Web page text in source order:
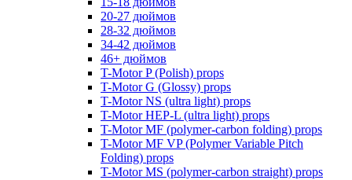
20-27 дюймов
28-32 дюймов
34-42 дюймов
46+ дюймов
T-Motor P (Polish) props
T-Motor G (Glossy) props
T-Motor NS (ultra light) props
T-Motor HEP-L (ultra light) props
T-Motor MF (polymer-carbon folding) props
T-Motor MF VP (Polymer Variable Pitch
Folding) props
T-Motor MS (polymer-carbon straight) props